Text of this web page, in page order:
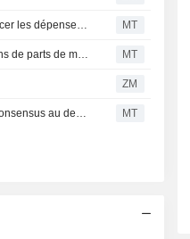
Un nouveau ralentissement du transport aérien pourrait menacer les dépenses d'après-vente, selon RBC MT
HEICO : la croissance et les marges du T2 portées par les gains de parts de marché et l'innovation, selon RBC MT
ZM
L'action HEICO progresse après des résultats supérieurs au consensus au deuxième trimestre fiscal MT